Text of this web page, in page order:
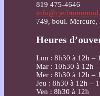
819 475-4646
749, boul.
Heures
Lun : 8h30 à 12h –
Mar : 10h30 à 12h
Mer : 8h30 à 12h –
Jeu : 8h30 à 12h –
Ven : 8h30 à 12h